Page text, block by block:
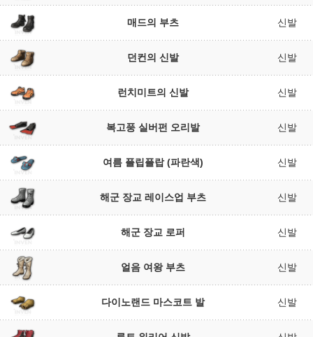
매드의 부츠 신발
던컨의 신발 신발
런치미트의 신발 신발
복고풍 실버펀 오리발 신발
여름 플립플랍 (파란색) 신발
해군 장교 레이스업 부츠 신발
해군 장교 로퍼 신발
얼음 여왕 부츠 신발
다이노랜드 마스코트 발 신발